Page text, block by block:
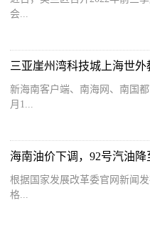
会...
三亚崖州湾科技城上海世
新海南客户端、南海网、南国
月1...
海南油价下调，92号汽油降
根据国家发展改革委官网新闻
格...